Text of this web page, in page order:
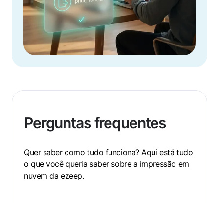
Perguntas frequentes
Quer saber como tudo funciona? Aqui está tudo
o que você queria saber sobre a impressão em
nuvem da ezeep.